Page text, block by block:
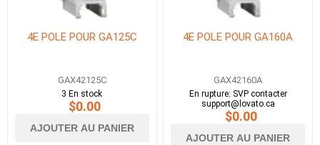
4E POLE POUR GA125C
GAX42125C
3 En stock
$0.00
AJOUTER AU PANIER
4E POLE POUR GA160A
GAX42160A
En rupture: SVP contacter
support@lovato.ca
$0.00
AJOUTER AU PANIER